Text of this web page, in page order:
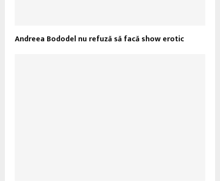
Andreea Bododel nu refuză să facă show erotic